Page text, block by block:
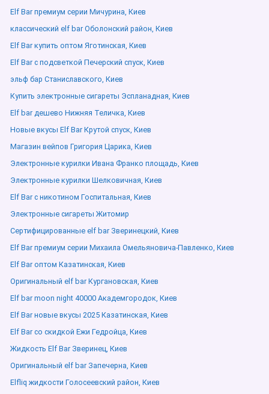
Elf Bar премиум серии Мичурина, Киев
классический elf bar Оболонский район, Киев
Elf Bar купить оптом Яготинская, Киев
Elf Bar с подсветкой Печерский спуск, Киев
эльф бар Станиславского, Киев
Купить электронные сигареты Эспланадная, Киев
Elf bar дешево Нижняя Теличка, Киев
Новые вкусы Elf Bar Крутой спуск, Киев
Магазин вейпов Григория Царика, Киев
Электронные курилки Ивана Франко площадь, Киев
Электронные курилки Шелковичная, Киев
Elf Bar с никотином Госпитальная, Киев
Электронные сигареты Житомир
Сертифицированные elf bar Зверинецкий, Киев
Elf Bar премиум серии Михаила Омельяновича-Павленко, Киев
Elf Bar оптом Казатинская, Киев
Оригинальный elf bar Кургановская, Киев
Elf bar moon night 40000 Академгородок, Киев
Elf Bar новые вкусы 2025 Казатинская, Киев
Elf Bar со скидкой Ежи Гедройца, Киев
Жидкость Elf Bar Зверинец, Киев
Оригинальный elf bar Запечерна, Киев
Elfliq жидкости Голосеевский район, Киев